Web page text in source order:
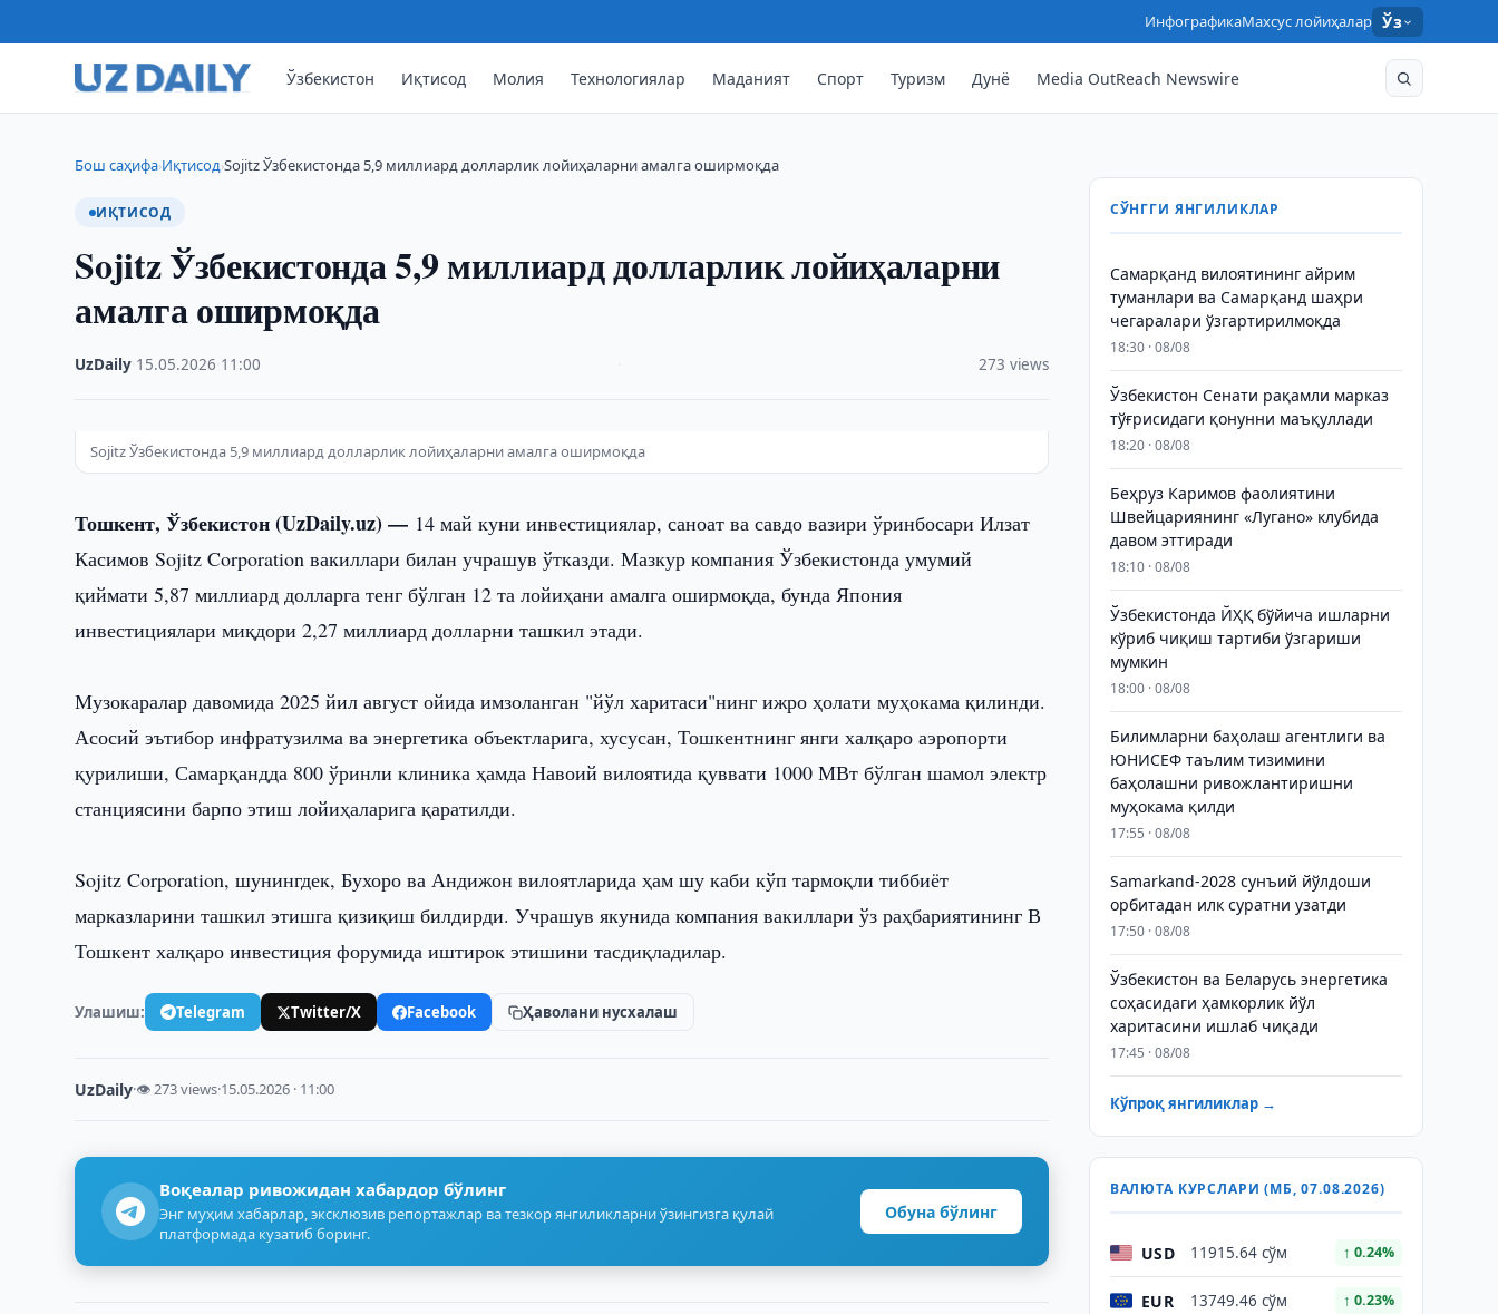
ИнфографикаМахсус лойиҳалар Ўз
Ўзбекистон Иқтисод Молия Технологиялар Маданият Спорт Туризм Дунё Media OutReach Newswire
Бош саҳифа›Иқтисод›Sojitz Ўзбекистонда 5,9 миллиард долларлик лойиҳаларни амалга оширмоқда
ИҚТИСОД
Sojitz Ўзбекистонда 5,9 миллиард долларлик лойиҳаларни
амалга оширмоқда
UzDaily 15.05.2026 11:00 273 views
Sojitz Ўзбекистонда 5,9 миллиард долларлик лойиҳаларни амалга оширмоқда
Тошкент, Ўзбекистон (UzDaily.uz) — 14 май куни инвестициялар, саноат ва савдо вазири ўринбосари Илзат
Касимов Sojitz Corporation вакиллари билан учрашув ўтказди. Мазкур компания Ўзбекистонда умумий
қиймати 5,87 миллиард долларга тенг бўлган 12 та лойиҳани амалга оширмоқда, бунда Япония
инвестициялари миқдори 2,27 миллиард долларни ташкил этади.
Музокаралар давомида 2025 йил август ойида имзоланган "йўл харитаси"нинг ижро ҳолати муҳокама қилинди.
Асосий эътибор инфратузилма ва энергетика объектларига, хусусан, Тошкентнинг янги халқаро аэропорти
қурилиши, Самарқандда 800 ўринли клиника ҳамда Навоий вилоятида қуввати 1000 МВт бўлган шамол электр
станциясини барпо этиш лойиҳаларига қаратилди.
Sojitz Corporation, шунингдек, Бухоро ва Андижон вилоятларида ҳам шу каби кўп тармоқли тиббиёт
марказларини ташкил этишга қизиқиш билдирди. Учрашув якунида компания вакиллари ўз раҳбариятининг В
Тошкент халқаро инвестиция форумида иштирок этишини тасдиқладилар.
Улашиш: Telegram Twitter/X Facebook Ҳаволани нусхалаш
UzDaily·👁 273 views·15.05.2026 · 11:00
Воқеалар ривожидан хабардор бўлинг
Энг муҳим хабарлар, эксклюзив репортажлар ва тезкор янгиликларни ўзингизга қулай
платформада кузатиб боринг.
Обуна бўлинг
СЎНГГИ ЯНГИЛИКЛАР
Самарқанд вилоятининг айрим
туманлари ва Самарқанд шаҳри
чегаралари ўзгартирилмоқда
18:30 · 08/08
Ўзбекистон Сенати рақамли марказ
тўғрисидаги қонунни маъқуллади
18:20 · 08/08
Беҳруз Каримов фаолиятини
Швейцариянинг «Лугано» клубида
давом эттиради
18:10 · 08/08
Ўзбекистонда ЙҲҚ бўйича ишларни
кўриб чиқиш тартиби ўзгариши
мумкин
18:00 · 08/08
Билимларни баҳолаш агентлиги ва
ЮНИСЕФ таълим тизимини
баҳолашни ривожлантиришни
муҳокама қилди
17:55 · 08/08
Samarkand-2028 сунъий йўлдоши
орбитадан илк суратни узатди
17:50 · 08/08
Ўзбекистон ва Беларусь энергетика
соҳасидаги ҳамкорлик йўл
харитасини ишлаб чиқади
17:45 · 08/08
Кўпроқ янгиликлар →
ВАЛЮТА КУРСЛАРИ (МБ, 07.08.2026)
USD 11915.64 сўм ↑ 0.24%
EUR 13749.46 сўм ↑ 0.23%